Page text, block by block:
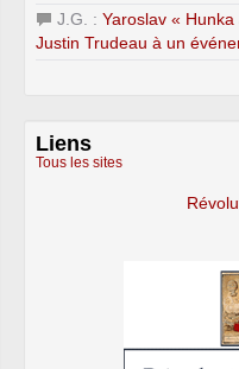
J.G. : Yaroslav «
Justin Trudeau à un
Liens
Tous les sites